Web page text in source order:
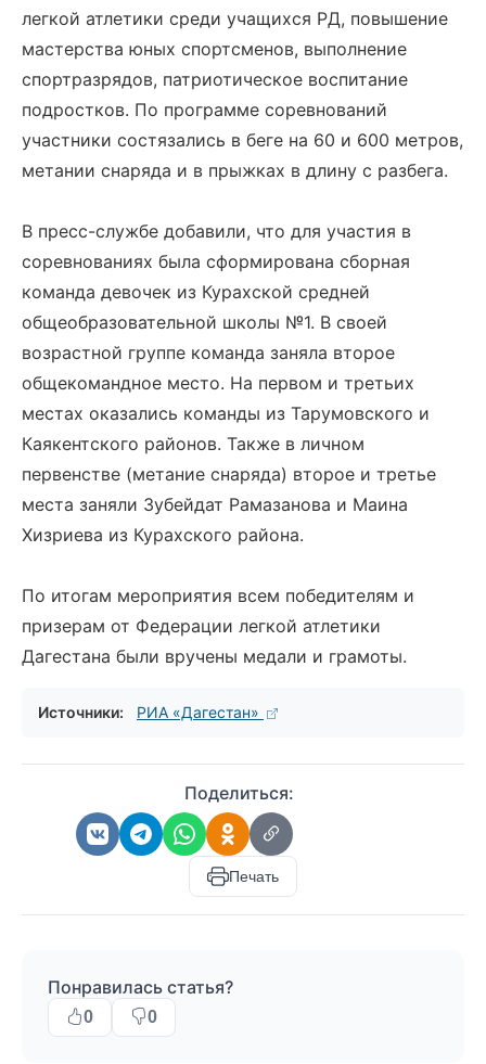
легкой атлетики среди учащихся РД, повышение
мастерства юных спортсменов, выполнение
спортразрядов, патриотическое воспитание
подростков. По программе соревнований
участники состязались в беге на 60 и 600 метров,
метании снаряда и в прыжках в длину с разбега.
В пресс-службе добавили, что для участия в
соревнованиях была сформирована сборная
команда девочек из Курахской средней
общеобразовательной школы №1. В своей
возрастной группе команда заняла второе
общекомандное место. На первом и третьих
местах оказались команды из Тарумовского и
Каякентского районов. Также в личном
первенстве (метание снаряда) второе и третье
места заняли Зубейдат Рамазанова и Маина
Хизриева из Курахского района.
По итогам мероприятия всем победителям и
призерам от Федерации легкой атлетики
Дагестана были вручены медали и грамоты.
Источники: РИА «Дагестан»
Поделиться:
Печать
Понравилась статья?
0 0